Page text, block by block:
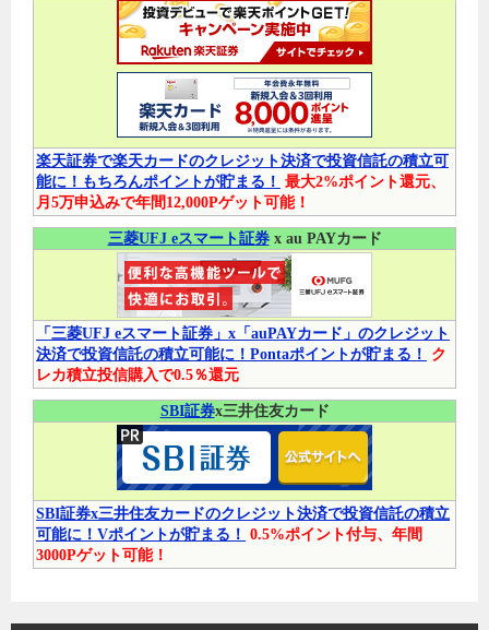
楽天証券で楽天カードのクレジット決済で投資信託の積立可
能に！もちろんポイントが貯まる！ 最大2%ポイント還元、
月5万申込みで年間12,000Pゲット可能！
三菱UFJ eスマート証券x au PAYカード
「三菱UFJ eスマート証券」x「auPAYカード」のクレジット
決済で投資信託の積立可能に！Pontaポイントが貯まる！
ク
レカ積立投信購入で0.5％還元
SBI証券x三井住友カード
SBI証券x三井住友カードのクレジット決済で投資信託の積立
可能に！Vポイントが貯まる！ 0.5%ポイント付与、年間
3000Pゲット可能！